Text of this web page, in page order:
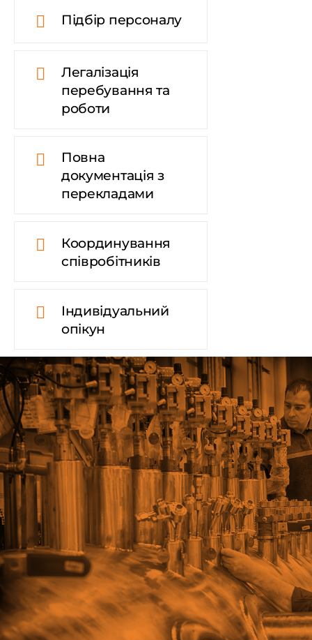
Підбір персоналу
Легалізація
перебування та
роботи
Повна
документація з
перекладами
Координування
співробітників
Індивідуальний
опікун